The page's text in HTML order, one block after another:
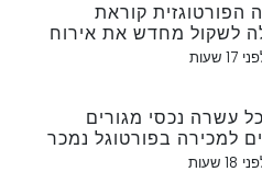
הפורטוגזית קוראת
לשקול מחדש את אירוח
17 שעות
עשרה נכסי מגורים
למכירה בפורטוגל נמכר
משבוע 18 שעות